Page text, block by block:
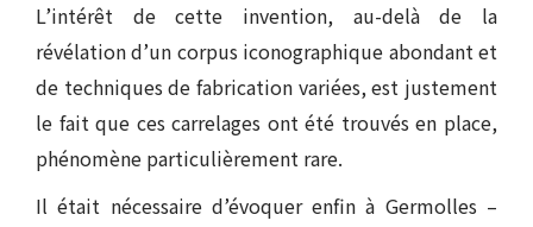
L’intérêt de cette invention, au-delà de la
révélation d’un corpus iconographique abondant et
de techniques de fabrication variées, est justement
le fait que ces carrelages ont été trouvés en place,
phénomène particulièrement rare.
Il était nécessaire d’évoquer enfin à Germolles –